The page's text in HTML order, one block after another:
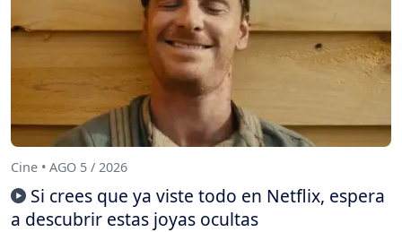
Cine • AGO 5 / 2026
Si crees que ya viste todo en Netflix, espera
a descubrir estas joyas ocultas